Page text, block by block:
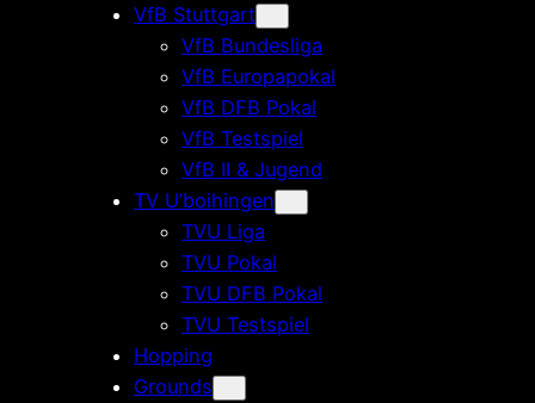
VfB Stuttgart
VfB Bundesliga
VfB Europapokal
VfB DFB Pokal
VfB Testspiel
VfB II & Jugend
TV U’boihingen
TVU Liga
TVU Pokal
TVU DFB Pokal
TVU Testspiel
Hopping
Grounds